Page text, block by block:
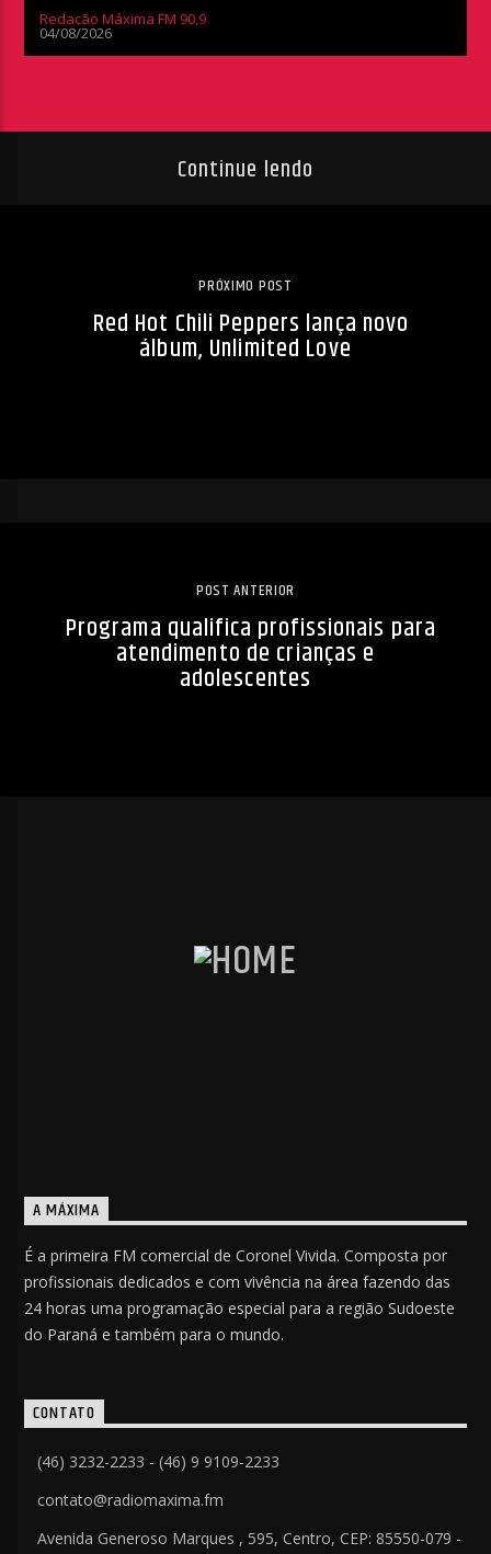
Redação Máxima FM 90,9
04/08/2026
Continue lendo
PRÓXIMO POST
Red Hot Chili Peppers lança novo
álbum, Unlimited Love
POST ANTERIOR
Programa qualifica profissionais para
atendimento de crianças e
adolescentes
A MÁXIMA
É a primeira FM comercial de Coronel Vivida. Composta por
profissionais dedicados e com vivência na área fazendo das
24 horas uma programação especial para a região Sudoeste
do Paraná e também para o mundo.
CONTATO
(46) 3232-2233 - (46) 9 9109-2233
contato@radiomaxima.fm
Avenida Generoso Marques , 595, Centro, CEP: 85550-079 -